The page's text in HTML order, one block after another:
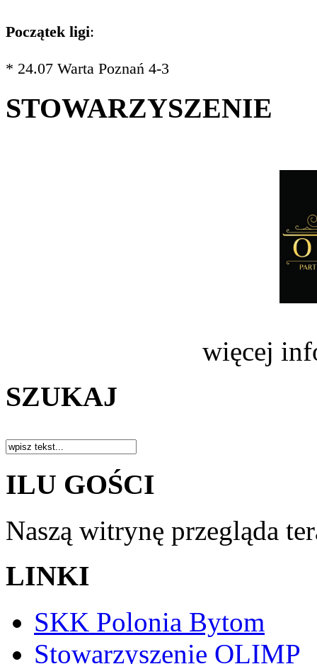
Początek ligi:
* 24.07 Warta Poznań 4-3
STOWARZYSZENIE
więcej
SZUKAJ
ILU GOŚCI
Naszą witrynę przegląda
LINKI
SKK Polonia Bytom
Stowarzyszenie OLIMP